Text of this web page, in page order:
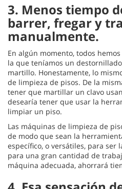
3. Menos tiempo
barrer, fregar y
manualmente.
En algún momento, todos
la que teníamos un
martillo. Honestamente, lo
de limpieza de pisos. De la
tener que martillar un clavo
desearía tener que usar la
limpiar un piso.
Las máquinas de limpieza de
de modo que sean la
específico, o versátiles, para ser
para una gran cantidad de
máquina adecuada, ahorrará